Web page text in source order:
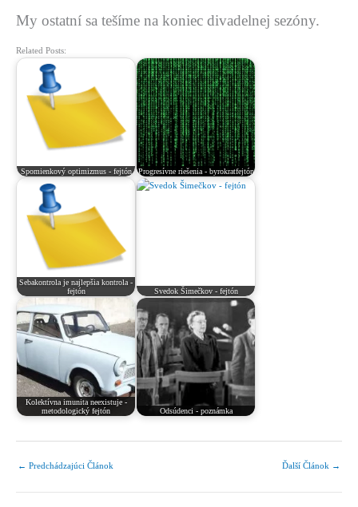
My ostatní sa tešíme na koniec divadelnej sezóny.
Related Posts:
Spomienkový optimizmus - fejtón Progresívne riešenia - byrokratfejtón
Sebakontrola je najlepšia kontrola -
fejtón
Svedok Šimečkov - fejtón
Kolektívna imunita neexistuje -
metodologický fejtón
Odsúdenci - poznámka
← Predchádzajúci Článok Ďalší Článok →